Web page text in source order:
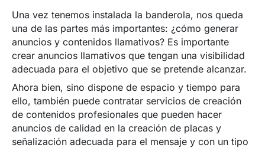
Una vez tenemos instalada la banderola, nos queda
una de las partes más importantes: ¿cómo generar
anuncios y contenidos llamativos? Es importante
crear anuncios llamativos que tengan una visibilidad
adecuada para el objetivo que se pretende alcanzar.
Ahora bien, sino dispone de espacio y tiempo para
ello, también puede contratar servicios de creación
de contenidos profesionales que pueden hacer
anuncios de calidad en la creación de placas y
señalización adecuada para el mensaje y con un tipo